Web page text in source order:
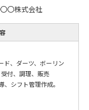
〇株式会社
ド、ダーツ、ボーリン
付、調理、販売
、シフト管理作成。